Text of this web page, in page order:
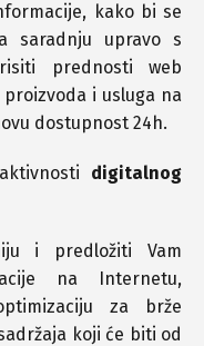
kako bi se
saradnju upravo s
prednosti web
i usluga na
dostupnost 24h.
digitalnog
i predložiti Vam
na Internetu,
za brže
koji će biti od